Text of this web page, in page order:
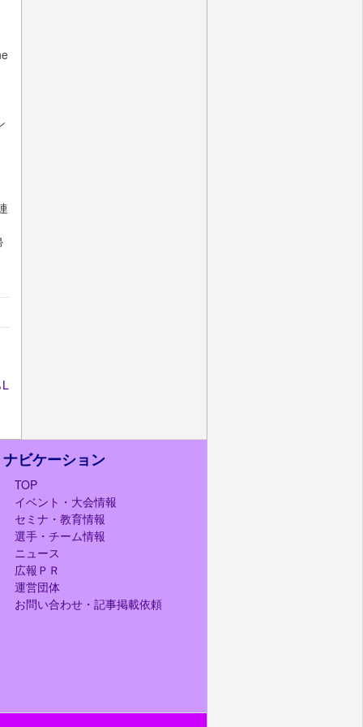
ナビケーション
TOP
イベント・大会情報
セミナ・教育情報
選手・チーム情報
ニュース
広報ＰＲ
運営団体
お問い合わせ・記事掲載依頼